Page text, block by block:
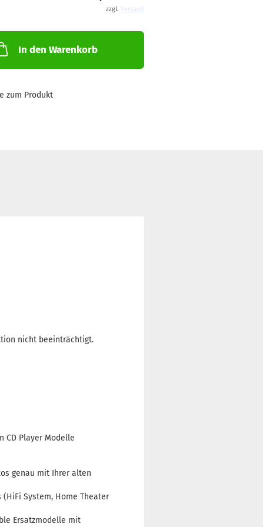
zzgl. Versand
In den Warenkorb
zum Produkt
nicht beeinträchtigt.
CD Player Modelle
genau mit Ihrer alten
System, Home Theater
Ersatzmodelle mit